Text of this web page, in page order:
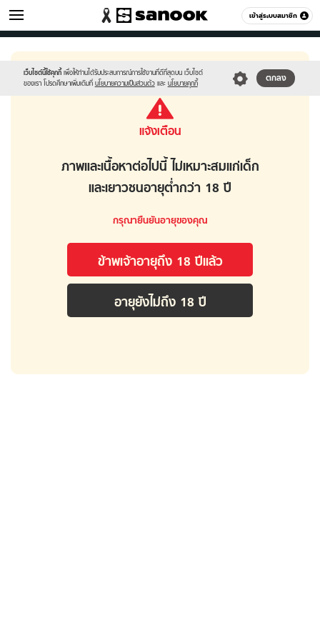
เข้าสู่ระบบสมาชิก
เกมส์ หมวดอื่นๆ
เว็บไซต์นี้ใช้คุกกี้ เพื่อให้ท่านได้รับประสบการณ์การใช้งานที่ดีที่สุดบน เว็บไซต์
ของเรา โปรดศึกษาเพิ่มเติมที่ นโยบายความเป็นส่วนตัว และ นโยบายคุกกี้
ตกลง
แจ้งเตือน
ภาพและเนื้อหาต่อไปนี้ ไม่เหมาะสมแก่เด็ก
และเยาวชนอายุต่ำกว่า 18 ปี
กรุณายืนยันอายุของคุณ
ข้าพเจ้าอายุถึง 18 ปีเเล้ว
อายุยังไม่ถึง 18 ปี